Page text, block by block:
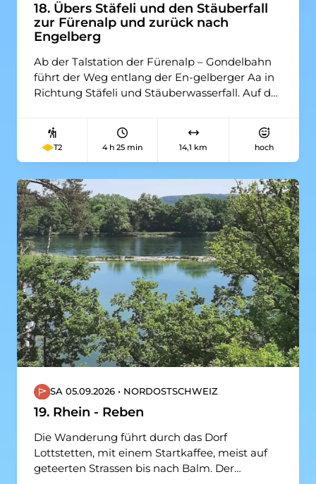
18. Übers Stäfeli und den Stäuberfall
zur Fürenalp und zurück nach
Engelberg
Ab der Talstation der Fürenalp – Gondelbahn
führt der Weg entlang der En-gelberger Aa in
Richtung Stäfeli und Stäuberwasserfall. Auf der
zum Spannort, die Spannorthütte entzieht sich
leider unseren Augen. Wer zu spät nach links
zur Fürenalp abbiegt, lan-det auf dem
der Flanke vom Wissberg in Richtung
Fürenalp. Der Ausblick zum Titlis bringt die
Wandern-den immer wieder zum Staunen.
Gemächlich zieht sich der Aufstieg über Alp-
weiden immer höher, bis die Fürenalp vor uns
liegt. Die Gondelbahn bringt uns zurück ins
Tal, wo der gemütliche Weg entlang der
Engelberger Aa nach Engelberg führt. Schon
bald zeigt sich rechter Hand das 1120
gegründete Benediktinerkloster von
Engelberg, das allein schon einen Besuch wert
wäre.
T2 4 h 25 min 14,1 km hoch
SA 05.09.2026 • NORDOSTSCHWEIZ
19. Rhein - Reben
Die Wanderung führt durch das Dorf
Lottstetten, mit einem Startkaffee, meist auf
geteerten Strassen bis nach Balm. Der